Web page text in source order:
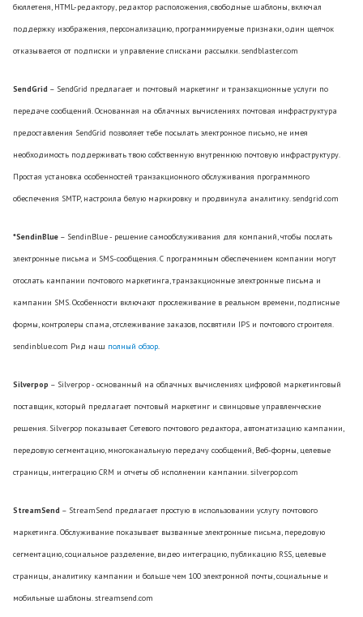
бюллетеня, HTML-редактору, редактор расположения, свободные шаблоны, включал
поддержку изображения, персонализацию, программируемые признаки, один щелчок
отказывается от подписки и управление списками рассылки. sendblaster.com
SendGrid – SendGrid предлагает и почтовый маркетинг и транзакционные услуги по
передаче сообщений. Основанная на облачных вычислениях почтовая инфраструктура
предоставления SendGrid позволяет тебе посылать электронное письмо, не имея
необходимость поддерживать твою собственную внутреннюю почтовую инфраструктуру.
Простая установка особенностей транзакционного обслуживания программного
обеспечения SMTP, настроила белую маркировку и продвинула аналитику. sendgrid.com
*SendinBlue – SendinBlue - решение самообслуживания для компаний, чтобы послать
электронные письма и SMS-сообщения. С программным обеспечением компании могут
отослать кампании почтового маркетинга, транзакционные электронные письма и
кампании SMS. Особенности включают прослеживание в реальном времени, подписные
формы, контролеры спама, отслеживание заказов, посвятили IPS и почтового строителя.
sendinblue.com Рид наш полный обзор.
Silverpop – Silverpop - основанный на облачных вычислениях цифровой маркетинговый
поставщик, который предлагает почтовый маркетинг и свинцовые управленческие
решения. Silverpop показывает Сетевого почтового редактора, автоматизацию кампании,
передовую сегментацию, многоканальную передачу сообщений, Веб-формы, целевые
страницы, интеграцию CRM и отчеты об исполнении кампании. silverpop.com
StreamSend – StreamSend предлагает простую в использовании услугу почтового
маркетинга. Обслуживание показывает вызванные электронные письма, передовую
сегментацию, социальное разделение, видео интеграцию, публикацию RSS, целевые
страницы, аналитику кампании и больше чем 100 электронной почты, социальные и
мобильные шаблоны. streamsend.com